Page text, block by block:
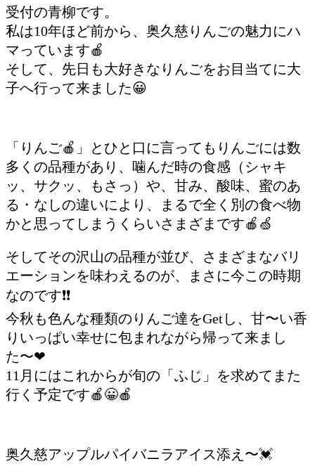
受付の青柳です。
私は10年ほど前から、奥久慈りんごの魅力にハ
マっています🍎
そして、先日も大好きなりんごをお目当てに大
子へ行って来ました😀
「りんご🍎」とひと口に言ってもりんごには数
多くの品種があり、噛んだ時の食感（シャキ
ッ、サクッ、もさっ）や、甘み、酸味、蜜のあ
る・なしの違いにより、まるで全く別の食べ物
かと思ってしまうくらいさまざまです🍎🍏
そしてその沢山の品種が並び、さまざまなバリ
エーションを味わえるのが、まさに今この時期
なのです❗️❗️
今秋も色んな種類のりんご達をGetし、甘〜い香
りいっぱい幸せに包まれながら帰って来まし
た〜❤
11月にはこれからが旬の「ふじ」を求めてまた
行く予定です🍎😀🍎
奥久慈アップルパイバニラアイス添え〜💓